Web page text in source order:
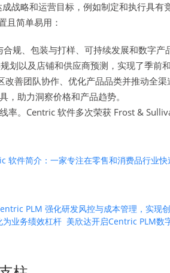
战略和运营目标，例如制定和执行具
且简单易用：
规、包装与打样、可持续发展和数字产
划以及店铺和供应商预测，实现了季前
善团队协作、优化产品品类并推动全渠
，助力洞察价格和产品趋势。
。Centric 软件多次荣获 Frost &
软件简介：一家专注在零售和消费品行业快
PLM 强化研发风控与成本管理，实现
业务绩效杠杆 美欣达开启Centric PLM数